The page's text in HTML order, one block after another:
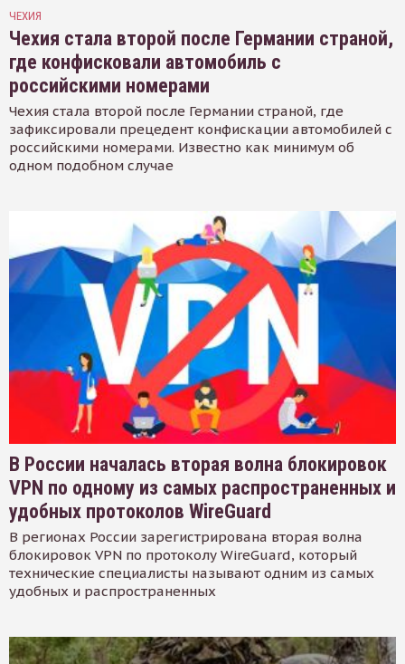
ЧЕХИЯ
Чехия стала второй после Германии страной,
где конфисковали автомобиль с
российскими номерами
Чехия стала второй после Германии страной, где
зафиксировали прецедент конфискации автомобилей с
российскими номерами. Известно как минимум об
одном подобном случае
В России началась вторая волна блокировок
VPN по одному из самых распространенных и
удобных протоколов WireGuard
В регионах России зарегистрирована вторая волна
блокировок VPN по протоколу WireGuard, который
технические специалисты называют одним из самых
удобных и распространенных